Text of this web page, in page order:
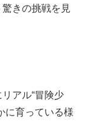
きの挑戦を見
アル“冒険少
に育っている様